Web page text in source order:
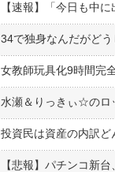
【速報】「今日も中
34で独身なんだがど
女教師玩具化9時間完
水瀬＆りっきぃ☆のロ
投資民は資産の内訳ど
【悲報】パチンコ新